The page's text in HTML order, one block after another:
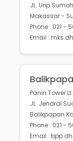
JL. Urip
Makassar -
Phone : 021 -
Email :
Panin Tower
JL. Jendral
Balikpapan
Phone : 021 -
Email :